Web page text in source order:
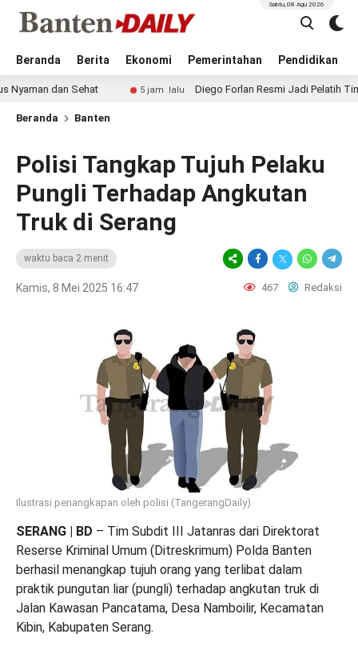
Beranda Berita Ekonomi Pemerintahan Pendidikan
Sabtu, 08 Agu 2026
Sehat 5 jam lalu Diego Forlan Resmi Jadi Pelatih Timnas
Beranda Banten
Polisi Tangkap Tujuh Pelaku
Pungli Terhadap Angkutan
Truk di Serang
waktu baca 2 menit
Kamis, 8 Mei 2025 16:47 467 Redaksi
Ilustrasi penangkapan oleh polisi (TangerangDaily)
SERANG | BD – Tim Subdit III Jatanras dari Direktorat
Reserse Kriminal Umum (Ditreskrimum) Polda Banten
berhasil menangkap tujuh orang yang terlibat dalam
praktik pungutan liar (pungli) terhadap angkutan truk di
Jalan Kawasan Pancatama, Desa Namboilir, Kecamatan
Kibin, Kabupaten Serang.